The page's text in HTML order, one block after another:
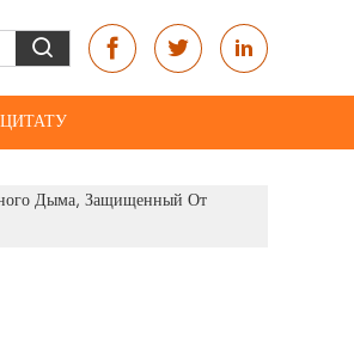
Дыма, Защищенный От